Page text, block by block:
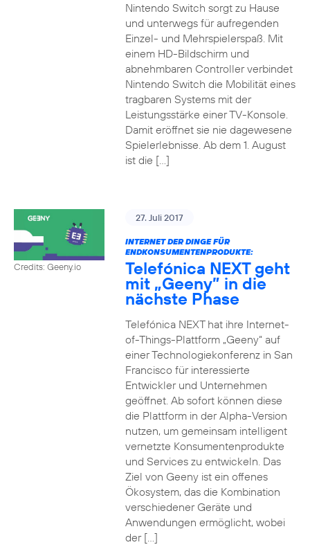
Nintendo Switch sorgt zu Hause
und unterwegs für aufregenden
Einzel- und Mehrspielerspaß. Mit
einem HD-Bildschirm und
abnehmbaren Controller verbindet
Nintendo Switch die Mobilität eines
tragbaren Systems mit der
Leistungsstärke einer TV-Konsole.
Damit eröffnet sie nie dagewesene
Spielerlebnisse. Ab dem 1. August
ist die […]
Credits: Geeny.io
27. Juli 2017
INTERNET DER DINGE FÜR
ENDKONSUMENTENPRODUKTE:
Telefónica NEXT geht
mit „Geeny” in die
nächste Phase
Telefónica NEXT hat ihre Internet-
of-Things-Plattform „Geeny“ auf
einer Technologiekonferenz in San
Francisco für interessierte
Entwickler und Unternehmen
geöffnet. Ab sofort können diese
die Plattform in der Alpha-Version
nutzen, um gemeinsam intelligent
vernetzte Konsumentenprodukte
und Services zu entwickeln. Das
Ziel von Geeny ist ein offenes
Ökosystem, das die Kombination
verschiedener Geräte und
Anwendungen ermöglicht, wobei
der […]